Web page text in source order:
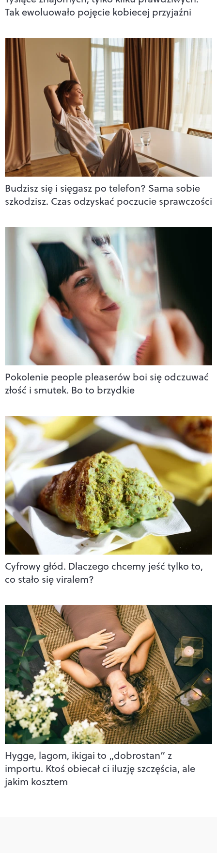
Tak ewoluowało pojęcie kobiecej przyjaźni
Budzisz się i sięgasz po telefon? Sama sobie
szkodzisz. Czas odzyskać poczucie sprawczości
Pokolenie people pleaserów boi się odczuwać
złość i smutek. Bo to brzydkie
Cyfrowy głód. Dlaczego chcemy jeść tylko to,
co stało się viralem?
Hygge, lagom, ikigai to „dobrostan” z
importu. Ktoś obiecał ci iluzję szczęścia, ale
jakim kosztem